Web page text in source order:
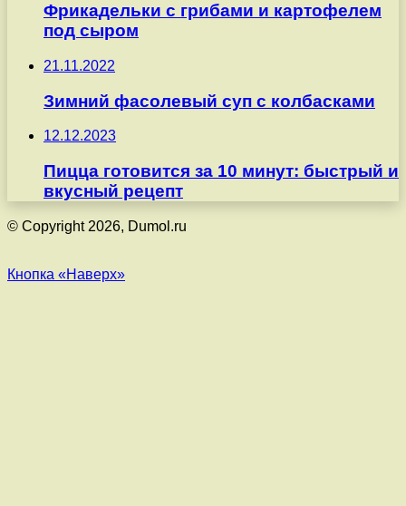
Фрикадельки с грибами и картофелем
под сыром
21.11.2022
Зимний фасолевый суп с колбасками
12.12.2023
Пицца готовится за 10 минут: быстрый и
вкусный рецепт
© Copyright 2026, Dumol.ru
Кнопка «Наверх»